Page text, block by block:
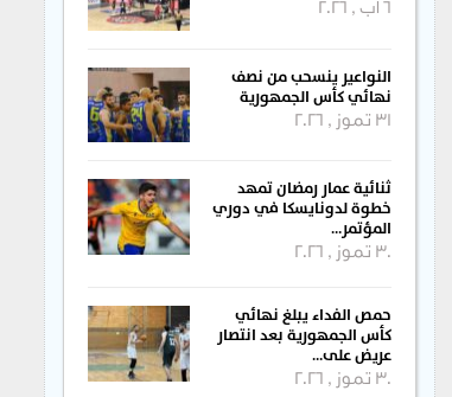
6 آب , 2026
النواعير ينسحب من نصف
نهائي كأس الجمهورية
31 تموز , 2026
ثنائية عمار رمضان تمهد
خطوة لدونايسكا في دوري
المؤتمر…
30 تموز , 2026
حمص الفداء يبلغ نهائي
كأس الجمهورية بعد انتصار
عريض على…
30 تموز , 2026